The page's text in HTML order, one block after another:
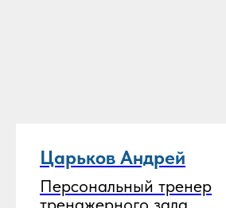
Царьков Андрей
Персональный тренер